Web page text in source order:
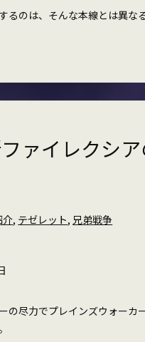
るのは、そんな本線とは異な
ァイレクシ
介, テゼレット, 兄弟戦争
の尽力でプレインズウォーカ